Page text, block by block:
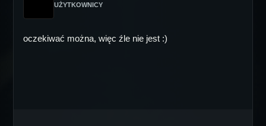
UŻYTKOWNICY
oczekiwać można, więc źle nie jest :)